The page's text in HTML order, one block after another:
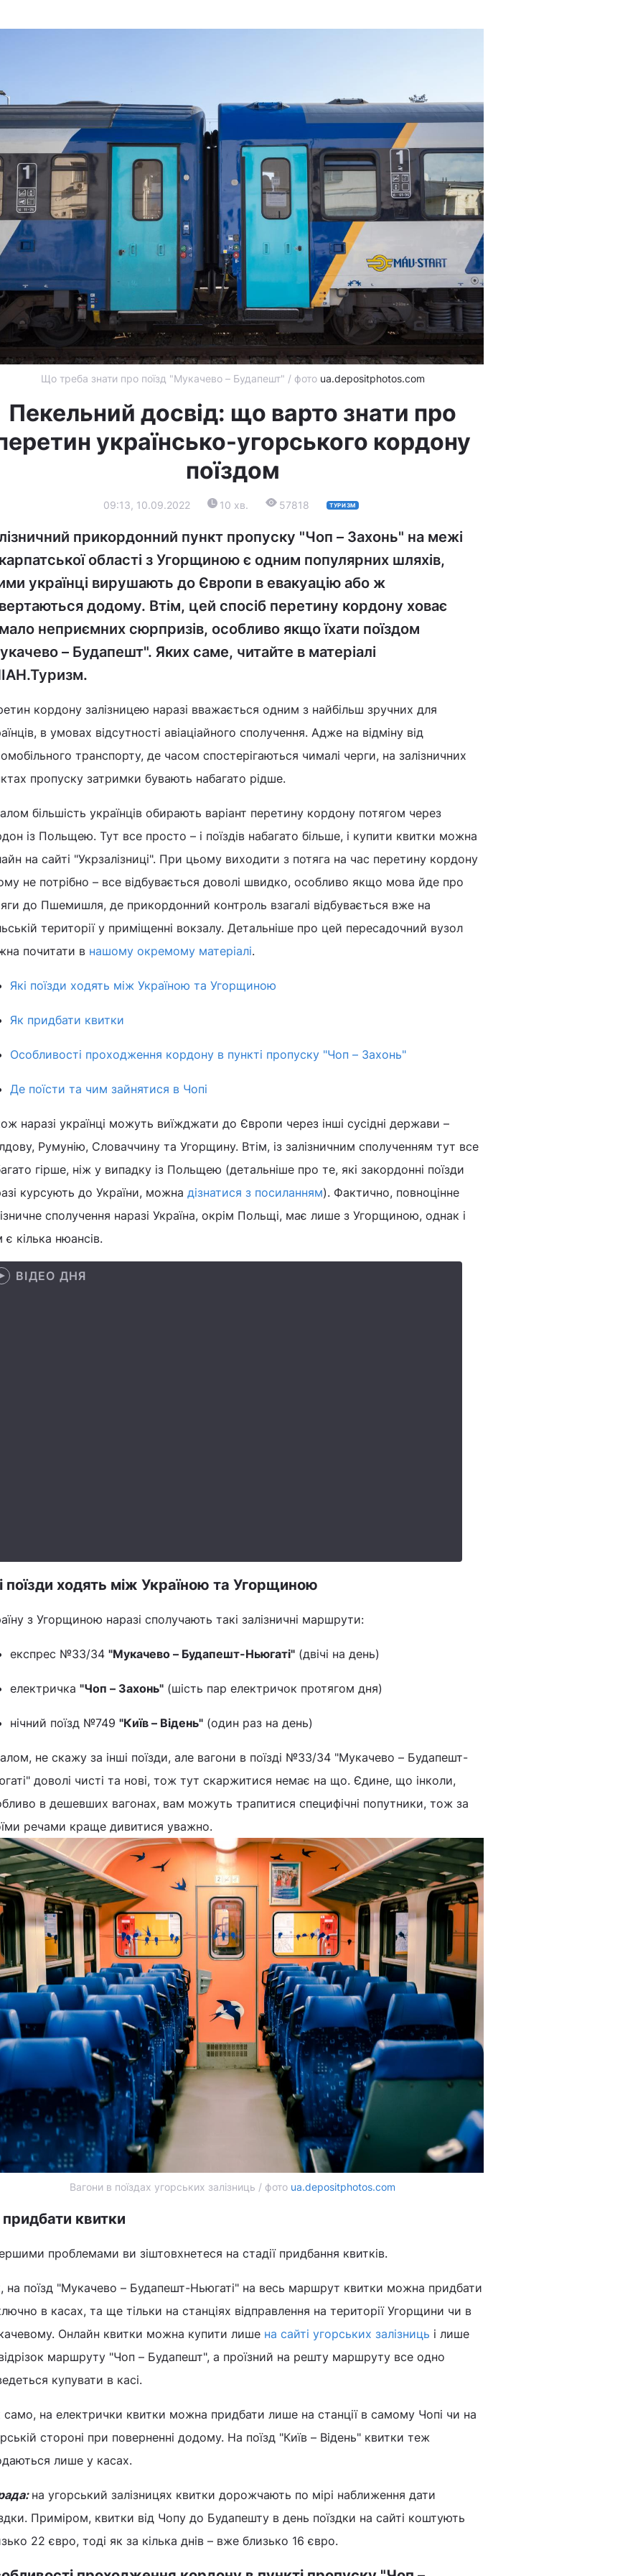
Що треба знати про поїзд "Мукачево – Будапешт" / фото ua.depositphotos.com
Пекельний досвід: що варто знати про
українсько-угорського кордону
поїздом
09:13, 10.09.2022 10 хв. 57818 ТУРИЗМ
прикордонний пункт пропуску "Чоп – Захонь" на межі
області з Угорщиною є одним популярних шляхів,
українці вирушають до Європи в евакуацію або ж
додому. Втім, цей спосіб перетину кордону ховає
неприємних сюрпризів, особливо якщо їхати поїздом
– Будапешт". Яких саме, читайте в матеріалі
кордону залізницею наразі вважається одним з найбільш зручних для
в умовах відсутності авіаціайного сполучення. Адже на відміну від
транспорту, де часом спостерігаються чималі черги, на залізничних
пропуску затримки бувають набагато рідше.
більшість українців обирають варіант перетину кордону потягом через
із Польщею. Тут все просто – і поїздів набагато більше, і купити квитки можна
на сайті "Укрзалізниці". При цьому виходити з потяга на час перетину кордону
не потрібно – все відбувається доволі швидко, особливо якщо мова йде про
до Пшемишля, де прикордонний контроль взагалі відбувається вже на
території у приміщенні вокзалу. Детальніше про цей пересадочний вузол
почитати в нашому окремому матеріалі.
Які поїзди ходять між Україною та Угорщиною
Як придбати квитки
Особливості проходження кордону в пункті пропуску "Чоп – Захонь"
Де поїсти та чим зайнятися в Чопі
наразі українці можуть виїжджати до Європи через інші сусідні держави –
Румунію, Словаччину та Угорщину. Втім, із залізничним сполученням тут все
гірше, ніж у випадку із Польщею (детальніше про те, які закордонні поїзди
курсують до України, можна дізнатися з посиланням). Фактично, повноцінне
сполучення наразі Україна, окрім Польщі, має лише з Угорщиною, однак і
є кілька нюансів.
ВІДЕО ДНЯ
поїзди ходять між Україною та Угорщиною
з Угорщиною наразі сполучають такі залізничні маршрути:
експрес №33/34 "Мукачево – Будапешт-Ньюгаті" (двічі на день)
електричка "Чоп – Захонь" (шість пар електричок протягом дня)
нічний поїзд №749 "Київ – Відень" (один раз на день)
не скажу за інші поїзди, але вагони в поїзді №33/34 "Мукачево – Будапешт-
доволі чисті та нові, тож тут скаржитися немає на що. Єдине, що інколи,
в дешевших вагонах, вам можуть трапитися специфічні попутники, тож за
речами краще дивитися уважно.
Вагони в поїздах угорських залізниць / фото ua.depositphotos.com
квитки
проблемами ви зіштовхнетеся на стадії придбання квитків.
на поїзд "Мукачево – Будапешт-Ньюгаті" на весь маршрут квитки можна придбати
в касах, та ще тільки на станціях відправлення на території Угорщини чи в
Онлайн квитки можна купити лише на сайті угорських залізниць і лише
маршруту "Чоп – Будапешт", а проїзний на решту маршруту все одно
купувати в касі.
само, на електрички квитки можна придбати лише на станції в самому Чопі чи на
стороні при поверненні додому. На поїзд "Київ – Відень" квитки теж
лише у касах.
на угорський залізницях квитки дорожчають по мірі наближення дати
Приміром, квитки від Чопу до Будапешту в день поїздки на сайті коштують
22 євро, тоді як за кілька днів – вже близько 16 євро.